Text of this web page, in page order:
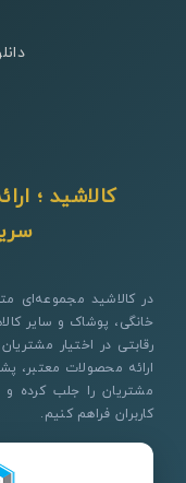
کالاشید ؛
در کالاشید مجموعه‌ای
خانگی، پوشاک و سایر
رقابتی در اختیار
ارائه محصولات معتبر،
مشتریان را جلب کرده و
کاربران فراهم کنیم.